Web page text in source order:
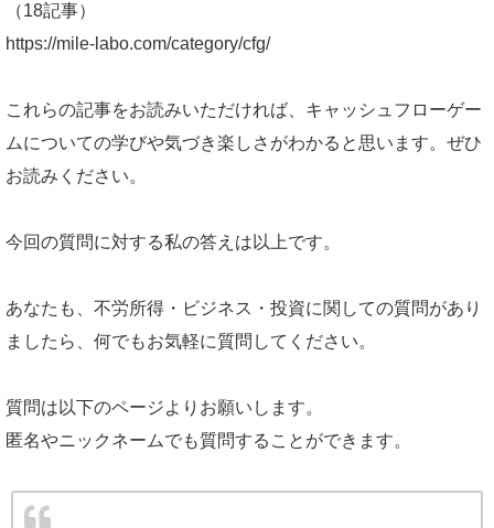
（18記事）
https://mile-labo.com/category/cfg/
これらの記事をお読みいただければ、キャッシュフローゲー
ムについての学びや気づき楽しさがわかると思います。ぜひ
お読みください。
今回の質問に対する私の答えは以上です。
あなたも、不労所得・ビジネス・投資に関しての質問があり
ましたら、何でもお気軽に質問してください。
質問は以下のページよりお願いします。
匿名やニックネームでも質問することができます。